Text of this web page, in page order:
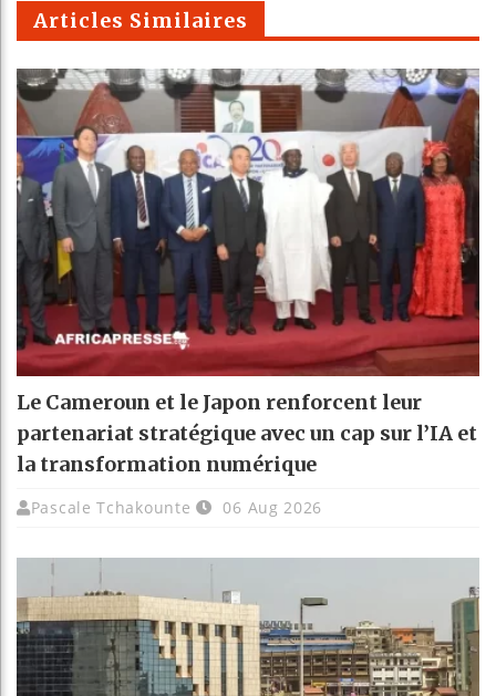
Articles Similaires
Le Cameroun et le Japon renforcent leur
partenariat stratégique avec un cap sur l’IA et
la transformation numérique
Pascale Tchakounte 06 Aug 2026